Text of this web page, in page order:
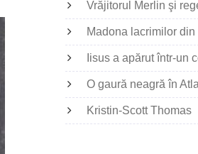
Vrăjitorul Merlin şi
Madona lacrimilor
Iisus a apărut într-un
O gaură neagră în
Kristin-Scott Thomas